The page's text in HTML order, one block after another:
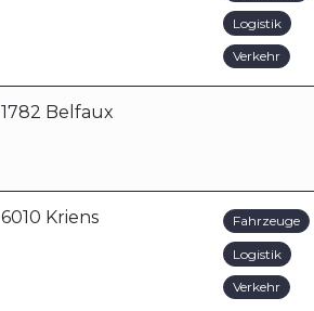
Logistik
Verkehr
1782 Belfaux
6010 Kriens Fahrzeuge
Logistik
Verkehr